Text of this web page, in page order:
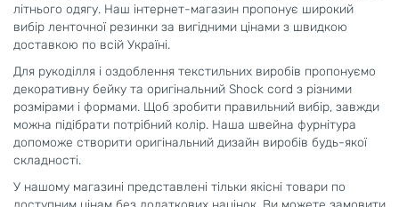
літнього одягу. Наш інтернет-магазин пропонує широкий
вибір ленточної резинки за вигідними цінами з швидкою
доставкою по всій Україні.
Для рукоділля і оздоблення текстильних виробів пропонуємо
декоративну бейку та оригінальний Shock cord з різними
розмірами і формами. Щоб зробити правильний вибір, завжди
можна підібрати потрібний колір. Наша швейна фурнітура
допоможе створити оригінальний дизайн виробів будь-якої
складності.
У нашому магазині представлені тільки якісні товари по